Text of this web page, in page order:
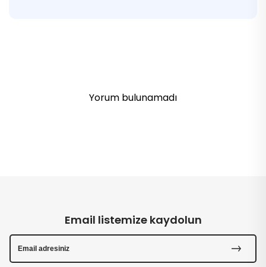
Yorum bulunamadı
Email listemize kaydolun